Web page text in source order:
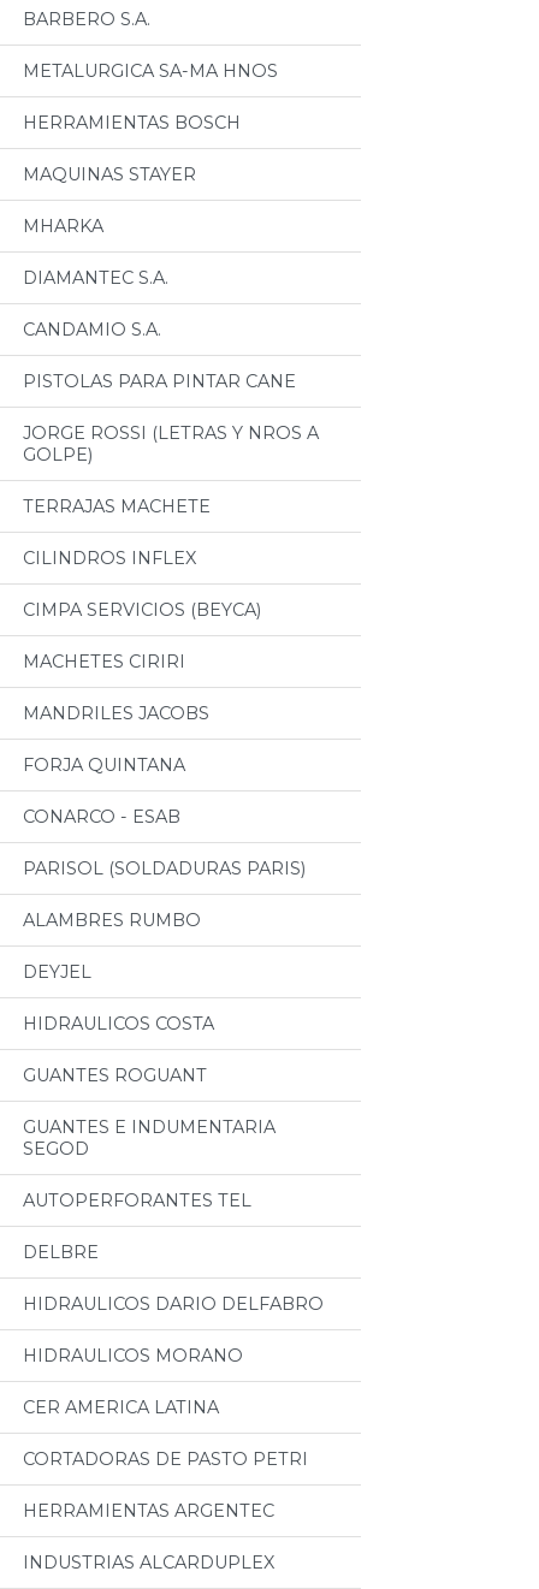
BARBERO S.A.
METALURGICA SA-MA HNOS
HERRAMIENTAS BOSCH
MAQUINAS STAYER
MHARKA
DIAMANTEC S.A.
CANDAMIO S.A.
PISTOLAS PARA PINTAR CANE
JORGE ROSSI (LETRAS Y NROS A
GOLPE)
TERRAJAS MACHETE
CILINDROS INFLEX
CIMPA SERVICIOS (BEYCA)
MACHETES CIRIRI
MANDRILES JACOBS
FORJA QUINTANA
CONARCO - ESAB
PARISOL (SOLDADURAS PARIS)
ALAMBRES RUMBO
DEYJEL
HIDRAULICOS COSTA
GUANTES ROGUANT
GUANTES E INDUMENTARIA
SEGOD
AUTOPERFORANTES TEL
DELBRE
HIDRAULICOS DARIO DELFABRO
HIDRAULICOS MORANO
CER AMERICA LATINA
CORTADORAS DE PASTO PETRI
HERRAMIENTAS ARGENTEC
INDUSTRIAS ALCARDUPLEX